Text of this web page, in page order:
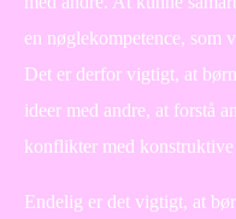
en nøglekompetence, som
Det er derfor vigtigt, at
ideer med andre, at forstå
konflikter med konstruktive
Endelig er det vigtigt, at